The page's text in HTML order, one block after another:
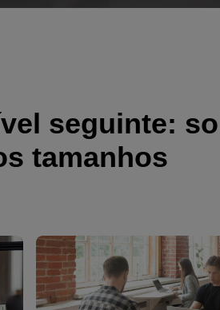
seguinte:
tamanhos